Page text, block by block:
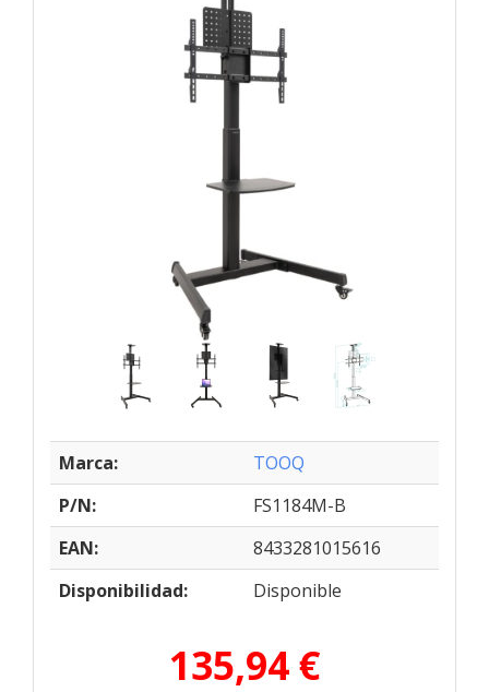
Marca:
TOOQ
P/N:
FS1184M-B
EAN:
8433281015616
Disponibilidad:
Disponible
135,94 €